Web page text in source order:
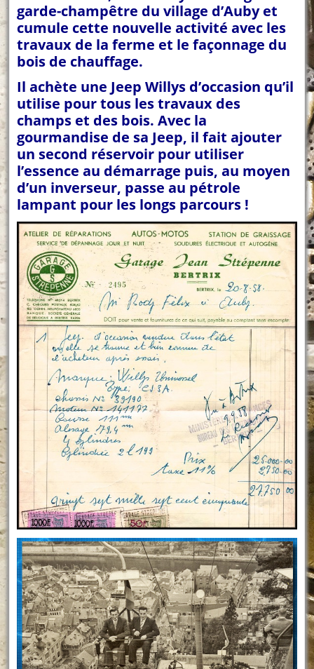
garde-champêtre du village d’Auby et
cumule cette nouvelle activité avec les
travaux de la ferme et le façonnage du
bois de chauffage.
Il achète une Jeep Willys d’occasion qu’il
utilise pour tous les travaux des
champs et des bois. Avec la
gourmandise de sa Jeep, il fait ajouter
un second réservoir pour utiliser
l’essence au démarrage puis, au moyen
d’un inverseur, passe au pétrole
lampant pour les longs parcours !